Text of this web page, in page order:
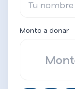
Monto a donar